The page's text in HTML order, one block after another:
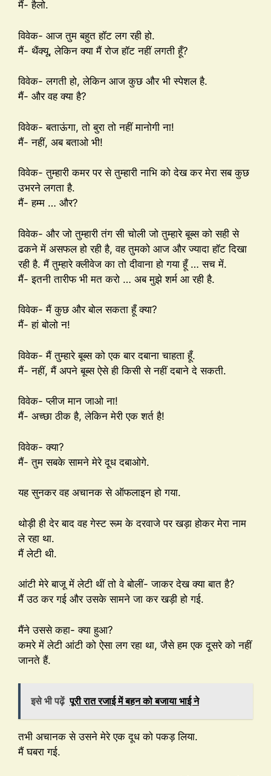
मैं- हैलो.
विवेक- आज तुम बहुत हॉट लग रही हो.
मैं- थैंक्यू, लेकिन क्या मैं रोज हॉट नहीं लगती हूँ?
विवेक- लगती हो, लेकिन आज कुछ और भी स्पेशल है.
मैं- और वह क्या है?
विवेक- बताऊंगा, तो बुरा तो नहीं मानोगी ना!
मैं- नहीं, अब बताओ भी!
विवेक- तुम्हारी कमर पर से तुम्हारी नाभि को देख कर मेरा सब कुछ
उभरने लगता है.
मैं- हम्म … और?
विवेक- और जो तुम्हारी तंग सी चोली जो तुम्हारे बूब्स को सही से
ढकने में असफल हो रही है, वह तुमको आज और ज्यादा हॉट दिखा
रही है. मैं तुम्हारे क्लीवेज का तो दीवाना हो गया हूँ … सच में.
मैं- इतनी तारीफ भी मत करो … अब मुझे शर्म आ रही है.
विवेक- मैं कुछ और बोल सकता हूँ क्या?
मैं- हां बोलो न!
विवेक- मैं तुम्हारे बूब्स को एक बार दबाना चाहता हूँ.
मैं- नहीं, मैं अपने बूब्स ऐसे ही किसी से नहीं दबाने दे सकती.
विवेक- प्लीज मान जाओ ना!
मैं- अच्छा ठीक है, लेकिन मेरी एक शर्त है!
विवेक- क्या?
मैं- तुम सबके सामने मेरे दूध दबाओगे.
यह सुनकर वह अचानक से ऑफलाइन हो गया.
थोड़ी ही देर बाद वह गेस्ट रूम के दरवाजे पर खड़ा होकर मेरा नाम
ले रहा था.
मैं लेटी थी.
आंटी मेरे बाजू में लेटी थीं तो वे बोलीं- जाकर देख क्या बात है?
मैं उठ कर गई और उसके सामने जा कर खड़ी हो गई.
मैंने उससे कहा- क्या हुआ?
कमरे में लेटी आंटी को ऐसा लग रहा था, जैसे हम एक दूसरे को नहीं
जानते हैं.
इसे भी पढ़ें पूरी रात रजाई में बहन को बजाया भाई ने
तभी अचानक से उसने मेरे एक दूध को पकड़ लिया.
मैं घबरा गई.